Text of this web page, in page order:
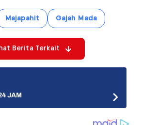
Majapahit Gajah Mada
Berita Terkait
JAM